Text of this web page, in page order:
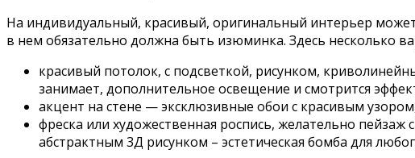
На индивидуальный, красивый, оригинальный интерьер
в нем обязательно должна быть изюминка. Здесь несколько
красивый потолок, с подсветкой, рисунком,
занимает, дополнительное освещение и смотрится
акцент на стене — эксклюзивные обои с красивым
фреска или художественная роспись, желательно
абстрактным 3Д рисунком – эстетическая бомба для